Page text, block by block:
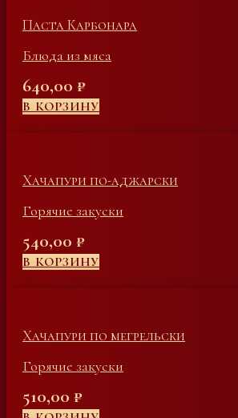
Паста Карбонара
Блюда из мяса
640,00 ₽
В КОРЗИНУ
Хачапури по-аджарски
Горячие закуски
540,00 ₽
В КОРЗИНУ
Хачапури по мегрельски
Горячие закуски
510,00 ₽